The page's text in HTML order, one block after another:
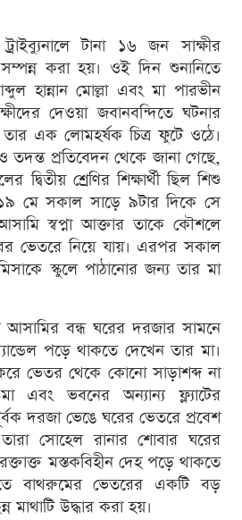
টানা ১৬ জন সাক্ষীর
করা হয়। ওই দিন শুনানিতে
হান্নান মোল্লা এবং মা পারভীন
দেওয়া জবানবন্দিতে ঘটনার
এক লোমহর্ষক চিত্র ফুটে ওঠে।
তদন্ত প্রতিবেদন থেকে জানা গেছে,
দ্বিতীয় শ্রেণির শিক্ষার্থী ছিল শিশু
মে সকাল সাড়ে ৯টার দিকে সে
স্বপ্না আক্তার তাকে কৌশলে
ভেতরে নিয়ে যায়। এরপর সকাল
স্কুলে পাঠানোর জন্য তার মা
আসামির বন্ধ ঘরের দরজার সামনে
পড়ে থাকতে দেখেন তার মা।
ভেতর থেকে কোনো সাড়াশব্দ না
এবং ভবনের অন্যান্য ফ্ল্যাটের
দরজা ভেঙে ঘরের ভেতরে প্রবেশ
সোহেল রানার শোবার ঘরের
মস্তকবিহীন দেহ পড়ে থাকতে
বাথরুমের ভেতরের একটি বড়
মাথাটি উদ্ধার করা হয়।